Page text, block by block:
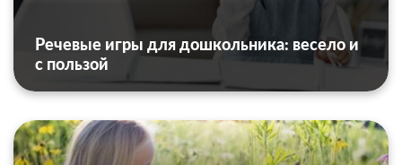
Речевые игры для дошкольника: весело и
с пользой